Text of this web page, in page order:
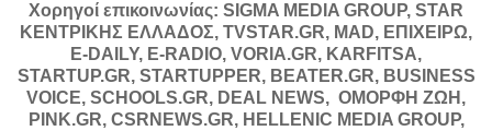
Χορηγοί επικοινωνίας: SIGMA MEDIA GROUP, STAR
ΚΕΝΤΡΙΚΗΣ ΕΛΛΑΔΟΣ, TVSTAR.GR, MAD, ΕΠΙΧΕΙΡΩ,
E-DAILY, E-RADIO, VORIA.GR, KARFITSA,
STARTUP.GR, STARTUPPER, BEATER.GR, BUSINESS
VOICE, SCHOOLS.GR, DEAL NEWS, ΟΜΟΡΦΗ ΖΩΗ,
PINK.GR, CSRNEWS.GR, HELLENIC MEDIA GROUP,